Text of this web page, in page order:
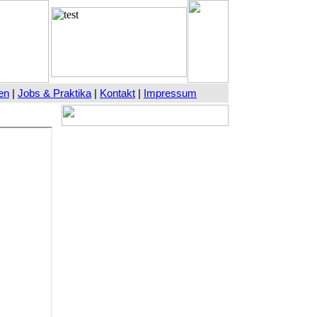
| Jobs & Praktika | Kontakt | Impressum